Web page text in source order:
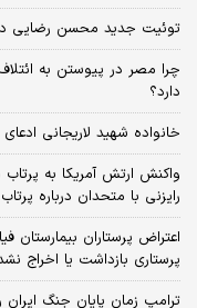
توئیت جدید محسن رضایی
چرا مصر در پیوستن به ائتلاف
دارد؟
خانواده شهید لاریجانی
واکنش ارتش آمریکا به
رایزنی با متحدان درباره
اعتراض پرستاران
پرستاری بازداشت یا اخراج
ترامپ زمان پایان جنگ